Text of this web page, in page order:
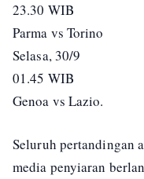
23.30 WIB
Parma vs Torino
Selasa, 30/9
01.45 WIB
Genoa vs Lazio.
Seluruh pertandingan
media penyiaran